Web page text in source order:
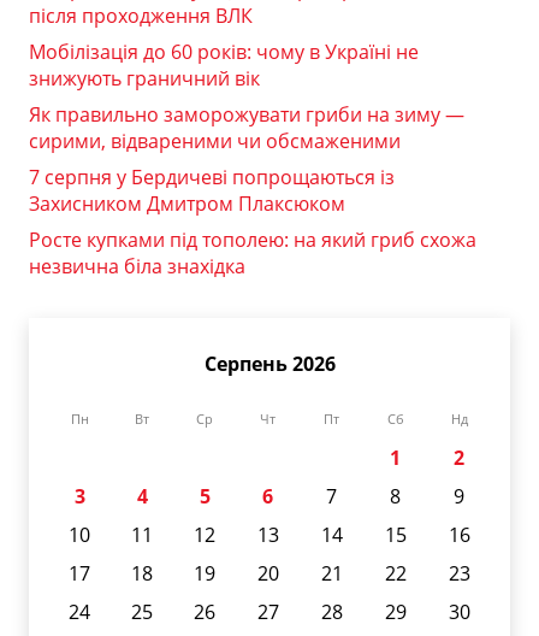
після проходження ВЛК
Мобілізація до 60 років: чому в Україні не
знижують граничний вік
Як правильно заморожувати гриби на зиму —
сирими, відвареними чи обсмаженими
7 серпня у Бердичеві попрощаються із
Захисником Дмитром Плаксюком
Росте купками під тополею: на який гриб схожа
незвична біла знахідка
Серпень 2026
Пн Вт Ср Чт Пт Сб Нд
1
2
3
4 5 6 7 8
9
10
11 12 13 14 15
16
17
18 19 20 21 22
23
24
25 26 27 28 29
30